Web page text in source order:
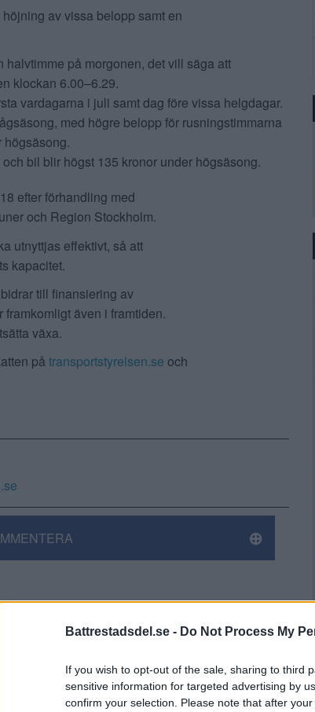
Battrestadsdel.se - Do Not Process My
If you wish to opt-out of the sale, sharing to third
sensitive information for targeted advertising by
confirm your selection. Please note that after
av vissa belopp samt en
på morgonen, det vill säga att
klockan 6.00–6.29.
vardagarna i juli samt dag före vissa helgdagar.
med högre belopp för rusningstimmarna
högsäsong.
bil blir högst 135 kronor under högsäsong.
efter förhandling med
och Region Stockholm.
utnyttjas effektivt, så att
kapacitet.
till finansiering av
även i framtiden.
växa.
påtransportstyrelsen.se och